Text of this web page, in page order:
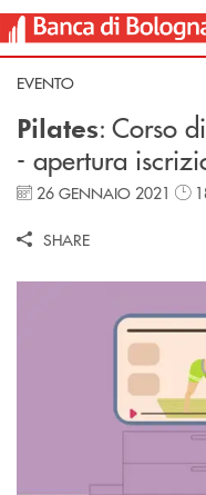
Salta al contenuto principale
EVENTO
Pilates: Corso
- apertura
26 GENNAIO 2021
SHARE